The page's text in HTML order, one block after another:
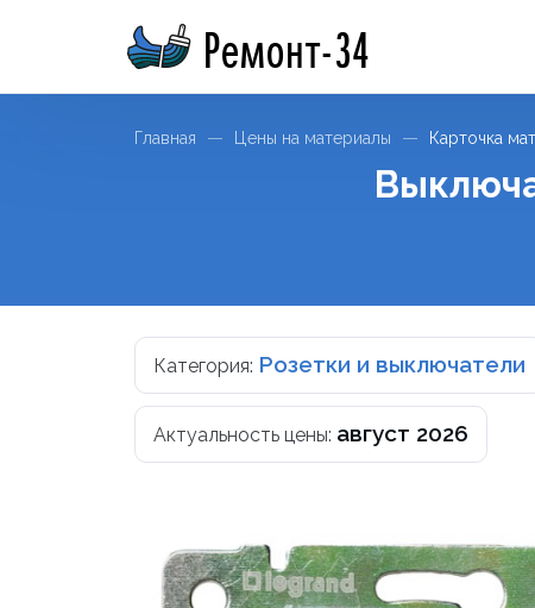
Ремонт-34
Главная Цены на материалы Карточка
Категория: Розетки и выключатели
Актуальность цены: август 2026